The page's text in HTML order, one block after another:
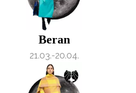
Beran
21.03.-20.04.